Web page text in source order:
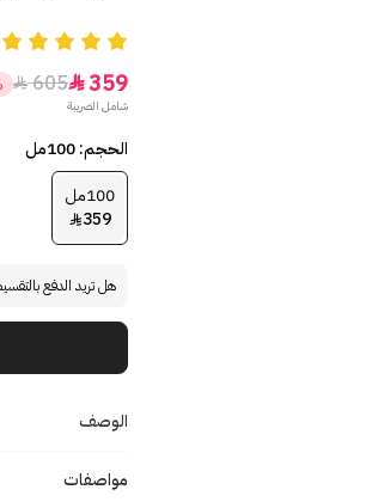
359

605

شامل الضريبة
الحجم: 100مل
100مل
359

هل تريد الدفع
الوصف
مواصفات